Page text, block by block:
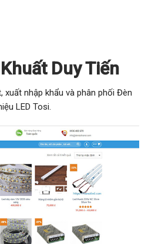
Duy Tiến
xuất nhập khẩu và phân phối Đèn
LED Tosi.